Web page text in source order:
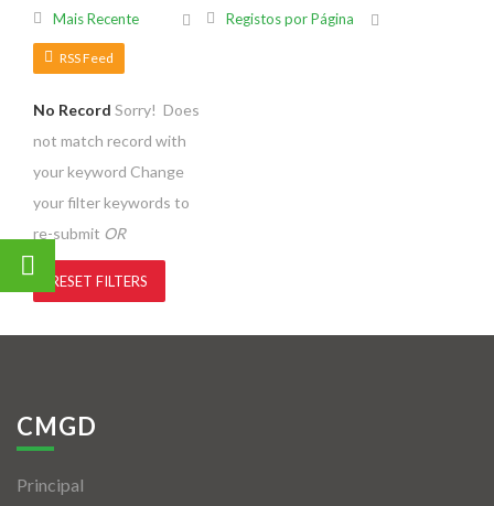
Mais Recente Registos por Página
RSS Feed
No Record Sorry! Does
not match record with
your keyword Change
your filter keywords to
re-submit OR
RESET FILTERS
CMGD
Principal